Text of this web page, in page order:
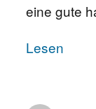
eine gute
Lesen